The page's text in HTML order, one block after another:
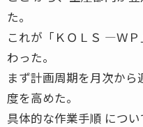
た。
これが「ＫＯＬＳ ―Ｗ
わった。
まず計画周期を月次か
度を高めた。
具体的な作業手順 につ